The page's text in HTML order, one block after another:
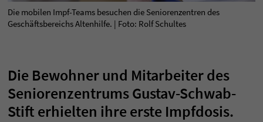
Die mobilen Impf-Teams besuchen die Seniorenzentren des
Geschäftsbereichs Altenhilfe. | Foto: Rolf Schultes
Die Bewohner und Mitarbeiter des
Seniorenzentrums Gustav-Schwab-
Stift erhielten ihre erste Impfdosis.